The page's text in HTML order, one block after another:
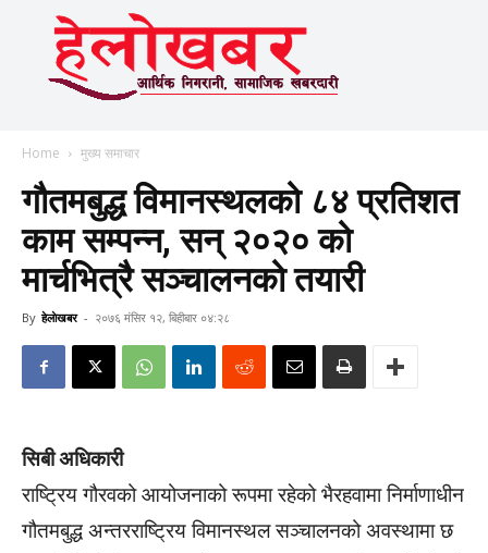
Home मुख्य समाचार
गौतमबुद्ध विमानस्थलको ८४ प्रतिशत
काम सम्पन्न, सन् २०२० को
मार्चभित्रै सञ्चालनको तयारी
By हेलाेखबर - २०७६ मंसिर १२, बिहीबार ०४:२८
सिबी अधिकारी
राष्ट्रिय गौरवको आयोजनाको रूपमा रहेको भैरहवामा निर्माणाधीन
गौतमबुद्ध अन्तरराष्ट्रिय विमानस्थल सञ्चालनको अवस्थामा छ